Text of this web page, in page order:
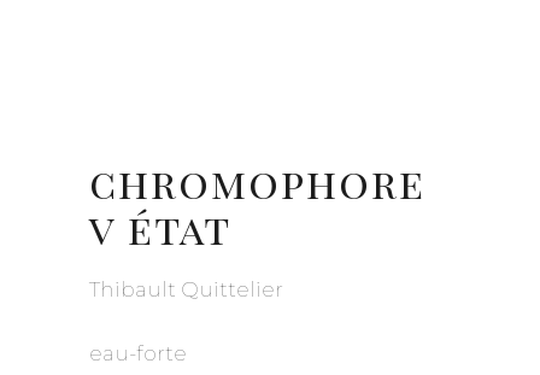
chromophore
v état
Thibault Quittelier
eau-forte